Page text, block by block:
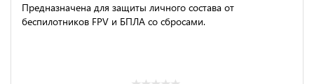
Предназначена для защиты личного состава от
беспилотников FPV и БПЛА со сбросами.